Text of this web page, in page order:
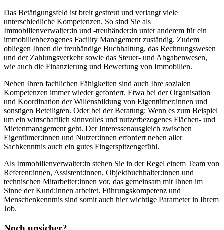
Das Betätigungsfeld ist breit gestreut und verlangt viele
unterschiedliche Kompetenzen. So sind Sie als
Immobilienverwalter:in und -treuhänder:in unter anderem für ein
immobilienbezogenes Facility Management zuständig. Zudem
obliegen Ihnen die treuhändige Buchhaltung, das Rechnungswesen
und der Zahlungsverkehr sowie das Steuer- und Abgabenwesen,
wie auch die Finanzierung und Bewertung von Immobilien.
Neben Ihren fachlichen Fähigkeiten sind auch Ihre sozialen
Kompetenzen immer wieder gefordert. Etwa bei der Organisation
und Koordination der Willensbildung von Eigentümer:innen und
sonstigen Beteiligten. Oder bei der Beratung: Wenn es zum Beispiel
um ein wirtschaftlich sinnvolles und nutzerbezogenes Flächen- und
Mietenmanagement geht. Der Interessenausgleich zwischen
Eigentümer:innen und Nutzer:innen erfordert neben aller
Sachkenntnis auch ein gutes Fingerspitzengefühl.
Als Immobilienverwalter:in stehen Sie in der Regel einem Team von
Referent:innen, Assistent:innen, Objektbuchhalter:innen und
technischen Mitarbeiter:innen vor, das gemeinsam mit Ihnen im
Sinne der Kund:innen arbeitet. Führungskompetenz und
Menschenkenntnis sind somit auch hier wichtige Parameter in Ihrem
Job.